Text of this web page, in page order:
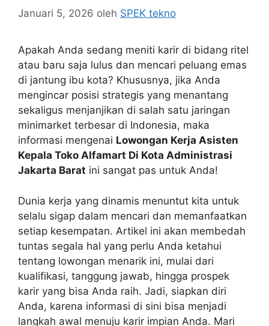
Januari 5, 2026 oleh SPEK tekno
Apakah Anda sedang meniti karir di bidang ritel
atau baru saja lulus dan mencari peluang emas
di jantung ibu kota? Khususnya, jika Anda
mengincar posisi strategis yang menantang
sekaligus menjanjikan di salah satu jaringan
minimarket terbesar di Indonesia, maka
informasi mengenai Lowongan Kerja Asisten
Kepala Toko Alfamart Di Kota Administrasi
Jakarta Barat ini sangat pas untuk Anda!
Dunia kerja yang dinamis menuntut kita untuk
selalu sigap dalam mencari dan memanfaatkan
setiap kesempatan. Artikel ini akan membedah
tuntas segala hal yang perlu Anda ketahui
tentang lowongan menarik ini, mulai dari
kualifikasi, tanggung jawab, hingga prospek
karir yang bisa Anda raih. Jadi, siapkan diri
Anda, karena informasi di sini bisa menjadi
langkah awal menuju karir impian Anda. Mari